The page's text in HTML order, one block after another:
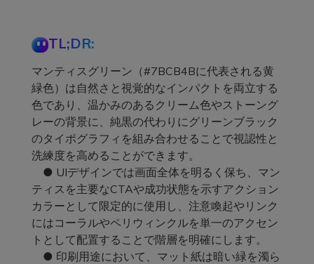
TL;DR:
マンティスグリーン（#7BCB4Bに代表される黄
緑色）は自然さと視覚的なインパクトを両立する
色であり、温かみのあるクリーム色やストーング
レーの背景に、純黒の代わりにグリーンブラック
のタイポグラフィを組み合わせることで視認性と
洗練度を高めることができます。
● UIデザインでは画面全体を明るく保ち、マン
ティスを主要なCTAや成功状態を示すアクション
カラーとして限定的に使用し、注意喚起やリンク
にはコーラルやペリウィンクルを単一のアクセン
トとして配置することで階層を明確にします。
● 印刷用途において、マット紙は暗い緑を濁ら